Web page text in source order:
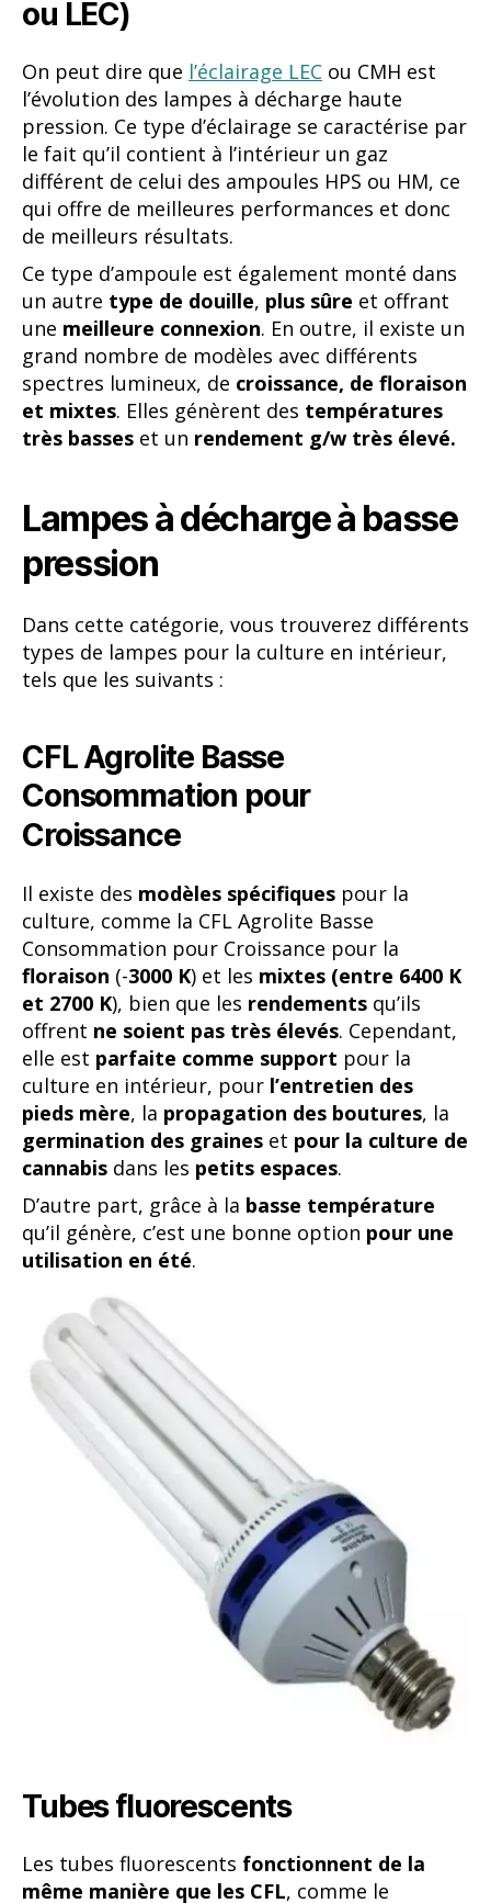
ou LEC)
On peut dire que l’éclairage LEC ou CMH est
l’évolution des lampes à décharge haute
pression. Ce type d’éclairage se caractérise par
le fait qu’il contient à l’intérieur un gaz
différent de celui des ampoules HPS ou HM, ce
qui offre de meilleures performances et donc
de meilleurs résultats.
Ce type d’ampoule est également monté dans
un autre type de douille, plus sûre et offrant
une meilleure connexion. En outre, il existe un
grand nombre de modèles avec différents
spectres lumineux, de croissance, de floraison
et mixtes. Elles génèrent des températures
très basses et un rendement g/w très élevé.
Lampes à décharge à basse
pression
Dans cette catégorie, vous trouverez différents
types de lampes pour la culture en intérieur,
tels que les suivants :
CFL Agrolite Basse
Consommation pour
Croissance
Il existe des modèles spécifiques pour la
culture, comme la CFL Agrolite Basse
Consommation pour Croissance pour la
floraison (-3000 K) et les mixtes (entre 6400 K
et 2700 K), bien que les rendements qu’ils
offrent ne soient pas très élevés. Cependant,
elle est parfaite comme support pour la
culture en intérieur, pour l’entretien des
pieds mère, la propagation des boutures, la
germination des graines et pour la culture de
cannabis dans les petits espaces.
D’autre part, grâce à la basse température
qu’il génère, c’est une bonne option pour une
utilisation en été.
Tubes fluorescents
Les tubes fluorescents fonctionnent de la
même manière que les CFL, comme le